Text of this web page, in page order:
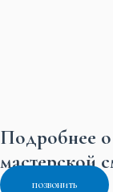
Подробнее
мастерской
позвонить